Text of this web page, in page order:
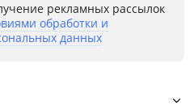
рекламных рассылок
обработки и
данных